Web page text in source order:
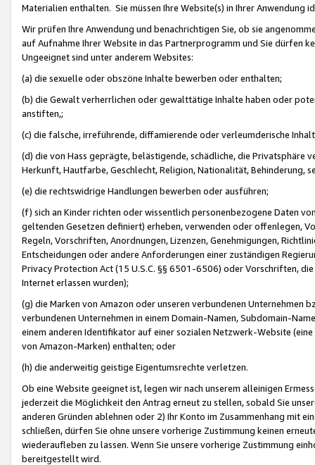
Materialien enthalten. Sie müssen Ihre Website(s) in Ihrer Anwendung
Wir prüfen Ihre Anwendung und benachrichtigen Sie, ob sie
auf Aufnahme Ihrer Website in das Partnerprogramm und Sie dürfen
Ungeeignet sind unter anderem Websites:
(a) die sexuelle oder obszöne Inhalte bewerben oder enthalten;
(b) die Gewalt verherrlichen oder gewalttätige Inhalte haben oder
anstiften,;
(c) die falsche, irreführende, diffamierende oder verleumderische
(d) die von Hass geprägte, belästigende, schädliche, die Privatsphäre
Herkunft, Hautfarbe, Geschlecht, Religion, Nationalität, Behinderung,
(e) die rechtswidrige Handlungen bewerben oder ausführen;
(f) sich an Kinder richten oder wissentlich personenbezogene Daten
geltenden Gesetzen definiert) erheben, verwenden oder offenlegen,
Regeln, Vorschriften, Anordnungen, Lizenzen, Genehmigungen,
Entscheidungen oder andere Anforderungen einer zuständigen
Privacy Protection Act (15 U.S.C. §§ 6501-6506) oder Vorschriften,
Internet erlassen wurden);
(g) die Marken von Amazon oder unseren verbundenen Unternehmen
verbundenen Unternehmen in einem Domain-Namen, Subdomain-
einem anderen Identifikator auf einer sozialen Netzwerk-Website
von Amazon-Marken) enthalten; oder
(h) die anderweitig geistige Eigentumsrechte verletzen.
Ob eine Website geeignet ist, legen wir nach unserem alleinigen
jederzeit die Möglichkeit den Antrag erneut zu stellen, sobald Sie
anderen Gründen ablehnen oder 2) Ihr Konto im Zusammenhang mit
schließen, dürfen Sie ohne unsere vorherige Zustimmung keinen
wiederaufleben zu lassen. Wenn Sie unsere vorherige Zustimmung
bereitgestellt wird.